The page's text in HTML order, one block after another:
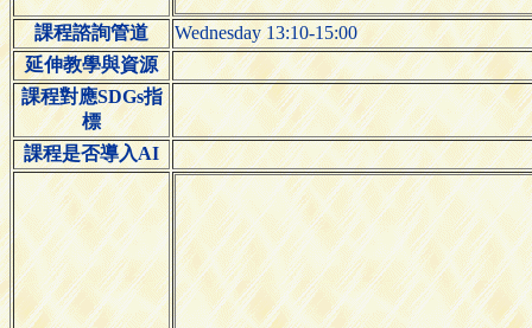
課程諮詢管道
Wednesday 13:10-15:00
延伸教學與資源
課程對應SDGs指
標
課程是否導入AI